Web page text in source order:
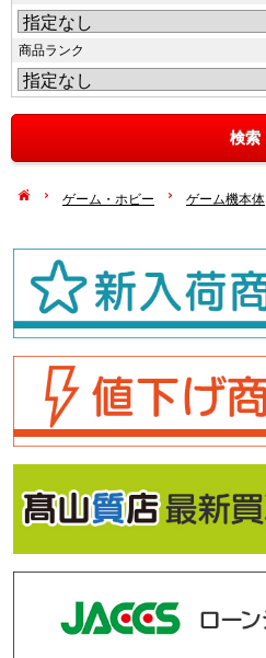
商品ランク
ゲーム・ホビー ゲーム機本体